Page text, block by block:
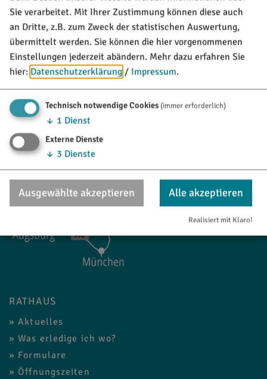
85135 Titting
08423/9921-28
tourismus@titting.de
RATHAUS
Aktuelles
Was erledige ich wo?
Formulare
Öffnungszeiten
Sie verarbeitet. Mit Ihrer Zustimmung können diese auch
an Dritte, z.B. zum Zweck der statistischen Auswertung,
übermittelt werden. Sie können die hier vorgenommenen
Einstellungen jederzeit abändern. Mehr dazu erfahren Sie
hier: Datenschutzerklärung / Impressum.
Technisch notwendige Cookies(immer erforderlich)
↓ 1 Dienst
Externe Dienste
↓ 3 Dienste
Ausgewählte akzeptieren Alle akzeptieren
Realisiert mit Klaro!